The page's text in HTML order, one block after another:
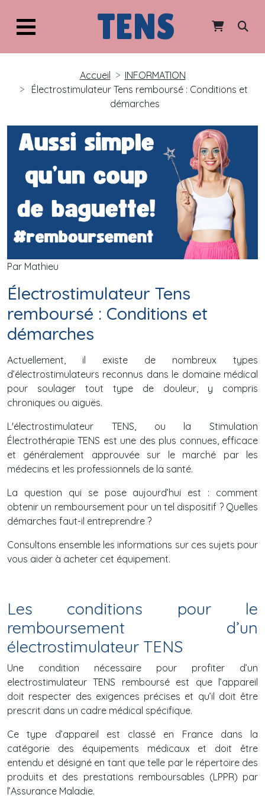
TENS
Accueil
INFORMATION
Électrostimulateur Tens remboursé : Conditions et
démarches
Par Mathieu
Électrostimulateur Tens
remboursé : Conditions et
démarches
Actuellement, il existe de nombreux types
d’électrostimulateurs reconnus dans le domaine médical
pour soulager tout type de douleur, y compris
chroniques ou aiguës.
L'électrostimulateur TENS, ou la Stimulation
Électrothérapie TENS est une des plus connues, efficace
et généralement approuvée sur le marché par les
médecins et les professionnels de la santé.
La question qui se pose aujourd’hui est : comment
obtenir un remboursement pour un tel dispositif ? Quelles
démarches faut-il entreprendre ?
Consultons ensemble les informations sur ces sujets pour
vous aider à acheter cet équipement.
Les conditions pour le
remboursement d’un
électrostimulateur TENS
Une condition nécessaire pour profiter d’un
electrostimulateur TENS remboursé est que l’appareil
doit respecter des exigences précises et qu’il doit être
prescrit dans un cadre médical spécifique.
Ce type d’appareil est classé en France dans la
catégorie des équipements médicaux et doit être
entendu et désigné en tant que telle par le répertoire des
produits et des prestations remboursables (LPPR) par
l’Assurance Maladie.